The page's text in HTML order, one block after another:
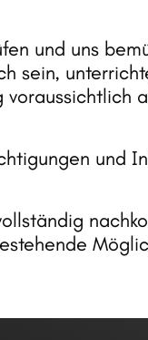
und uns
sein,
voraussichtlich
und